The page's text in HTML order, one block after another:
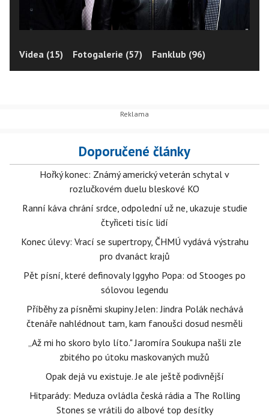
Videa (15) Fotogalerie (57) Fanklub (96)
Doporučené články
Hořký konec: Známý americký veterán schytal v
rozlučkovém duelu bleskové KO
Ranní káva chrání srdce, odpolední už ne, ukazuje studie
čtyřiceti tisíc lidí
Konec úlevy: Vrací se supertropy, ČHMÚ vydává výstrahu
pro dvanáct krajů
Pět písní, které definovaly Iggyho Popa: od Stooges po
sólovou legendu
Příběhy za písněmi skupiny Jelen: Jindra Polák nechává
čtenáře nahlédnout tam, kam fanoušci dosud nesměli
„Až mi ho skoro bylo líto." Jaromíra Soukupa našli zle
zbitého po útoku maskovaných mužů
Opak dejá vu existuje. Je ale ještě podivnější
Hitparády: Meduza ovládla česká rádia a The Rolling
Stones se vrátili do albové top desítky